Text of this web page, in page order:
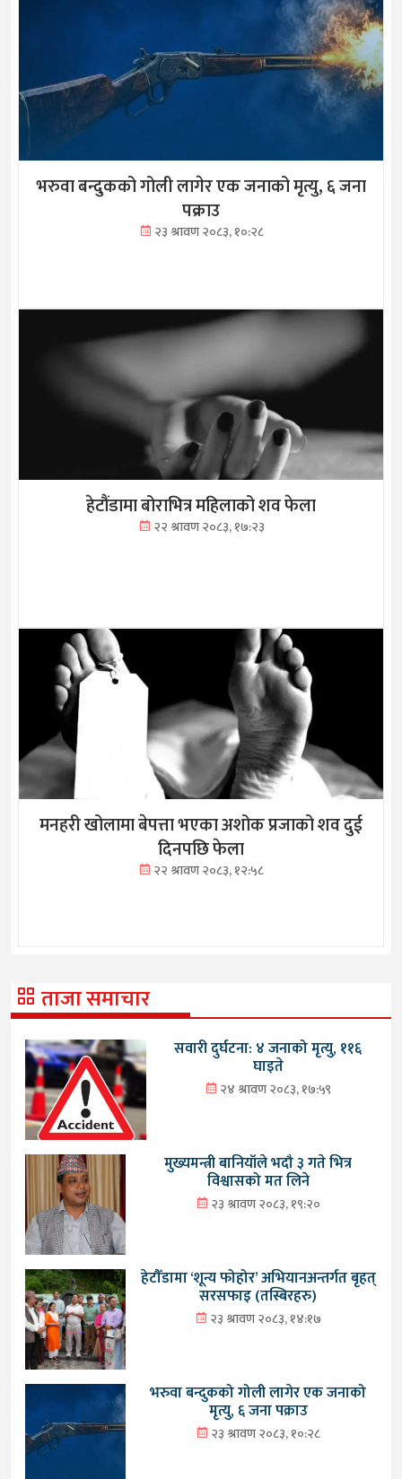
भरुवा बन्दुकको गोली लागेर एक जनाको मृत्यु, ६ जना
पक्राउ
२३ श्रावण २०८३, १०:२८
हेटौंडामा बोराभित्र महिलाको शव फेला
२२ श्रावण २०८३, १७:२३
मनहरी खोलामा बेपत्ता भएका अशोक प्रजाको शव दुई
दिनपछि फेला
२२ श्रावण २०८३, १२:५८
ताजा समाचार
सवारी दुर्घटना: ४ जनाको मृत्यु, ११६
घाइते
२४ श्रावण २०८३, १७:५९
मुख्यमन्त्री बानियाँले भदौ ३ गते भित्र
विश्वासको मत लिने
२३ श्रावण २०८३, १९:२०
हेटौँडामा ‘शून्य फोहोर’ अभियानअन्तर्गत बृहत्
सरसफाइ (तस्बिरहरु)
२३ श्रावण २०८३, १४:१७
भरुवा बन्दुकको गोली लागेर एक जनाको
मृत्यु, ६ जना पक्राउ
२३ श्रावण २०८३, १०:२८